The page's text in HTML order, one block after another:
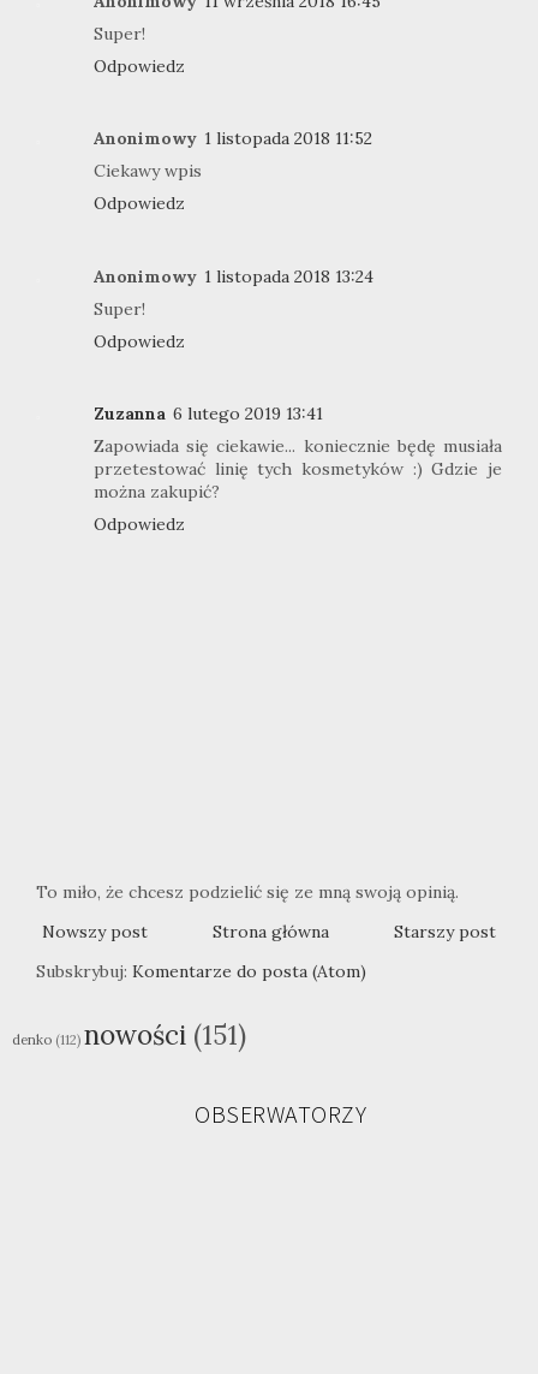
Super!
Odpowiedz
Anonimowy 1 listopada 2018 11:52
Ciekawy wpis
Odpowiedz
Anonimowy 1 listopada 2018 13:24
Super!
Odpowiedz
Zuzanna 6 lutego 2019 13:41
Zapowiada się ciekawie... koniecznie będę musiała
przetestować linię tych kosmetyków :) Gdzie je
można zakupić?
Odpowiedz
To miło, że chcesz podzielić się ze mną swoją opinią.
Nowszy post
Starszy post
Strona główna
Subskrybuj: Komentarze do posta (Atom)
denko (112) nowości (151)
OBSERWATORZY